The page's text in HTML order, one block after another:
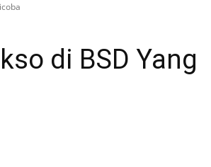
di BSD Yang